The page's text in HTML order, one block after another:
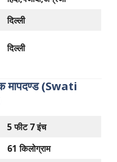
दिल्ली
दिल्ली
मापदण्ड (Swati
5 फीट 7 इंच
61 किलोग्राम